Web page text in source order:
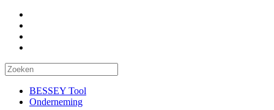
BESSEY Tool
Onderneming